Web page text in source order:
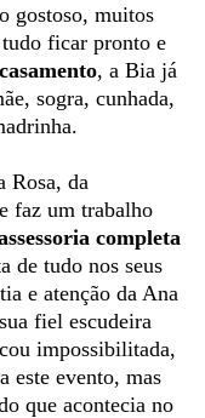
gostoso, muitos
ficar pronto e
, a Bia já
sogra, cunhada,
Rosa, da
faz um trabalho
completa
de tudo nos seus
e atenção da Ana
fiel escudeira
impossibilitada,
este evento, mas
que acontecia no